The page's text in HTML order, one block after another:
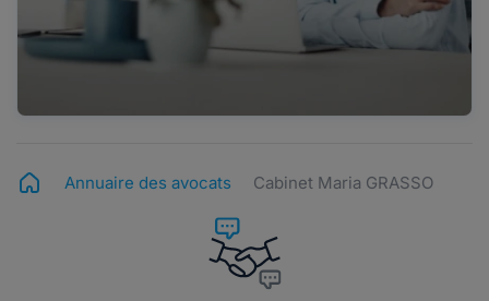
Annuaire des avocats Cabinet Maria GRASSO